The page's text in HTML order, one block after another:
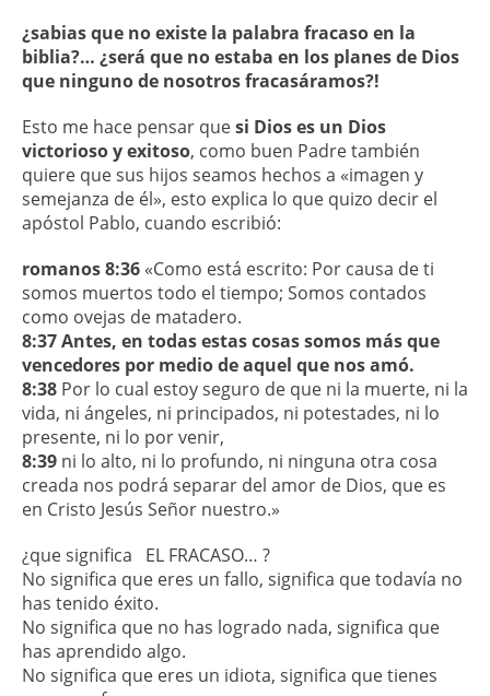
¿sabias que no existe la palabra fracaso en la
biblia?… ¿será que no estaba en los planes de Dios
que ninguno de nosotros fracasáramos?!
Esto me hace pensar quesi Dios es un Dios
victorioso y exitoso, como buen Padre también
quiere que sus hijos seamos hechos a «imagen y
semejanza de él», esto explica lo que quizo decir el
apóstol Pablo, cuando escribió:
romanos 8:36 «Como está escrito: Por causa de ti
somos muertos todo el tiempo; Somos contados
como ovejas de matadero.
8:37Antes, en todas estas cosas somos más que
vencedores por medio de aquel que nos amó.
8:38 Por lo cual estoy seguro de que ni la muerte, ni la
vida, ni ángeles, ni principados, ni potestades, ni lo
presente, ni lo por venir,
8:39 ni lo alto, ni lo profundo, ni ninguna otra cosa
creada nos podrá separar del amor de Dios, que es
en Cristo Jesús Señor nuestro.»
¿que significa EL FRACASO… ?
No significa que eres un fallo, significa que todavía no
has tenido éxito.
No significa que no has logrado nada, significa que
has aprendido algo.
No significa que eres un idiota, significa que tienes